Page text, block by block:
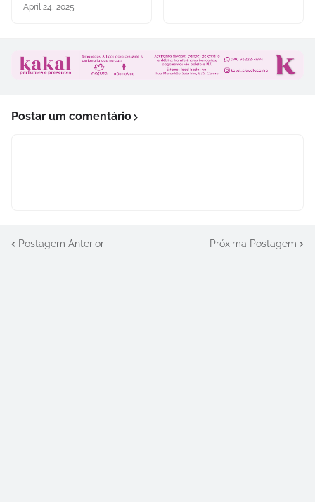
April 24, 2025
Postar um comentário
Postagem Anterior Próxima Postagem